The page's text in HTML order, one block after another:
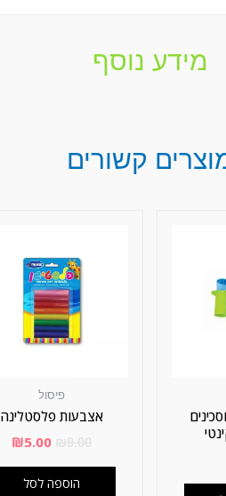
מידע נוסף
קשורים
פיסול
אצבעות פלסטלינה
₪5.00
הוספה לסל